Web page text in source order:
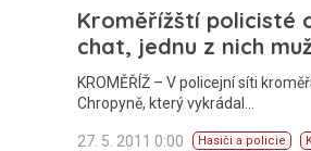
Kroměřížští policisté
chat, jednu z nich
KROMĚŘÍŽ – V policejní síti
Chropyně, který vykrádal…
27. 5. 2011 0:00 Hasiči a policie